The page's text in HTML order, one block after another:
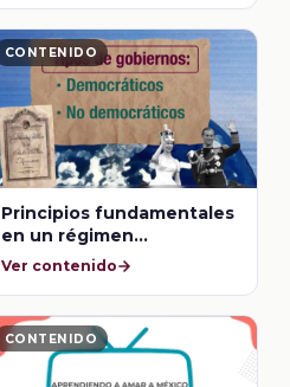
CONTENIDO
Principios fundamentales
en un régimen
democrático
Ver contenido
CONTENIDO